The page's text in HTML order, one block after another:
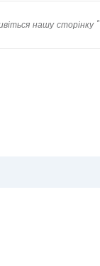
нашу сторінку "